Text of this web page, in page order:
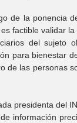
de la ponencia
factible validar
del sujeto
para bienestar
de las personas
presidenta del
información